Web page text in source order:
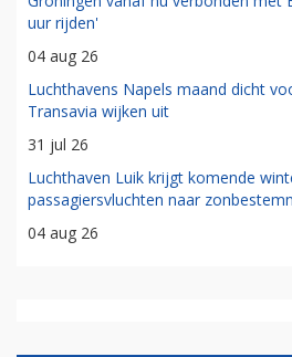
uur rijden'
04 aug 26
Luchthavens Napels maand dicht
Transavia wijken uit
31 jul 26
Luchthaven Luik krijgt komende
passagiersvluchten naar
04 aug 26